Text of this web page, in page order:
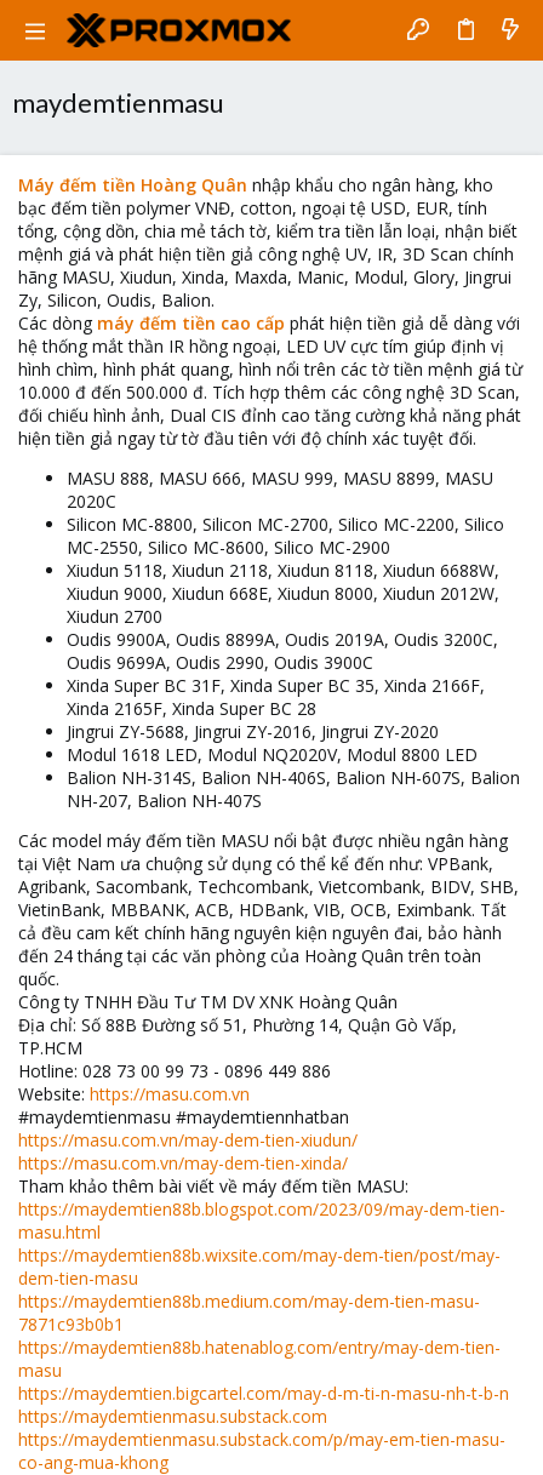
maydemtienmasu
Máy đếm tiền Hoàng Quân nhập khẩu cho ngân hàng, kho
bạc đếm tiền polymer VNĐ, cotton, ngoại tệ USD, EUR, tính
tổng, cộng dồn, chia mẻ tách tờ, kiểm tra tiền lẫn loại, nhận biết
mệnh giá và phát hiện tiền giả công nghệ UV, IR, 3D Scan chính
hãng MASU, Xiudun, Xinda, Maxda, Manic, Modul, Glory, Jingrui
Zy, Silicon, Oudis, Balion.
Các dòng máy đếm tiền cao cấp phát hiện tiền giả dễ dàng với
hệ thống mắt thần IR hồng ngoại, LED UV cực tím giúp định vị
hình chìm, hình phát quang, hình nổi trên các tờ tiền mệnh giá từ
10.000 đ đến 500.000 đ. Tích hợp thêm các công nghệ 3D Scan,
đối chiếu hình ảnh, Dual CIS đỉnh cao tăng cường khả năng phát
hiện tiền giả ngay từ tờ đầu tiên với độ chính xác tuyệt đối.
MASU 888, MASU 666, MASU 999, MASU 8899, MASU
2020C
Silicon MC-8800, Silicon MC-2700, Silico MC-2200, Silico
MC-2550, Silico MC-8600, Silico MC-2900
Xiudun 5118, Xiudun 2118, Xiudun 8118, Xiudun 6688W,
Xiudun 9000, Xiudun 668E, Xiudun 8000, Xiudun 2012W,
Xiudun 2700
Oudis 9900A, Oudis 8899A, Oudis 2019A, Oudis 3200C,
Oudis 9699A, Oudis 2990, Oudis 3900C
Xinda Super BC 31F, Xinda Super BC 35, Xinda 2166F,
Xinda 2165F, Xinda Super BC 28
Jingrui ZY-5688, Jingrui ZY-2016, Jingrui ZY-2020
Modul 1618 LED, Modul NQ2020V, Modul 8800 LED
Balion NH-314S, Balion NH-406S, Balion NH-607S, Balion
NH-207, Balion NH-407S
Các model máy đếm tiền MASU nổi bật được nhiều ngân hàng
tại Việt Nam ưa chuộng sử dụng có thể kể đến như: VPBank,
Agribank, Sacombank, Techcombank, Vietcombank, BIDV, SHB,
VietinBank, MBBANK, ACB, HDBank, VIB, OCB, Eximbank. Tất
cả đều cam kết chính hãng nguyên kiện nguyên đai, bảo hành
đến 24 tháng tại các văn phòng của Hoàng Quân trên toàn
quốc.
Công ty TNHH Đầu Tư TM DV XNK Hoàng Quân
Địa chỉ: Số 88B Đường số 51, Phường 14, Quận Gò Vấp,
TP.HCM
Hotline: 028 73 00 99 73 - 0896 449 886
Website: https://masu.com.vn
#maydemtienmasu #maydemtiennhatban
https://masu.com.vn/may-dem-tien-xiudun/
https://masu.com.vn/may-dem-tien-xinda/
Tham khảo thêm bài viết về máy đếm tiền MASU:
https://maydemtien88b.blogspot.com/2023/09/may-dem-tien-
masu.html
https://maydemtien88b.wixsite.com/may-dem-tien/post/may-
dem-tien-masu
https://maydemtien88b.medium.com/may-dem-tien-masu-
7871c93b0b1
https://maydemtien88b.hatenablog.com/entry/may-dem-tien-
masu
https://maydemtien.bigcartel.com/may-d-m-ti-n-masu-nh-t-b-n
https://maydemtienmasu.substack.com
https://maydemtienmasu.substack.com/p/may-em-tien-masu-
co-ang-mua-khong